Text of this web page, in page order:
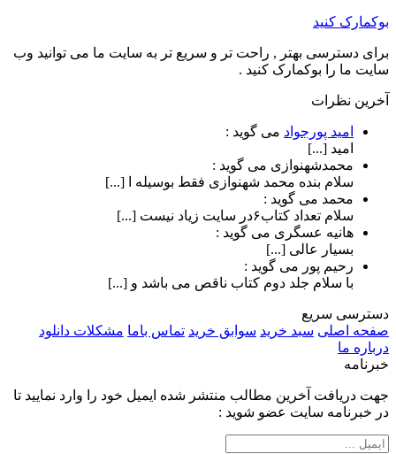
بوکمارک کنید
برای دسترسی بهتر , راحت تر و سریع تر به سایت ما می توانید وب
سایت ما را بوکمارک کنید .
آخرین نظرات
امید پورجواد می گوید :
امید [...]
محمدشهنوازی می گوید :
سلام بنده محمد شهنوازی فقط بوسیله ا [...]
محمد می گوید :
سلام تعداد کتاب۶در سایت زیاد نیست [...]
هانیه عسگری می گوید :
بسیار عالی [...]
رحیم پور می گوید :
با سلام جلد دوم کتاب ناقص می باشد و [...]
دسترسی سریع
صفحه اصلی سبد خرید سوابق خرید تماس باما مشکلات دانلود
درباره ما
خبرنامه
جهت دریافت آخرین مطالب منتشر شده ایمیل خود را وارد نمایید تا
در خبرنامه سایت عضو شوید :